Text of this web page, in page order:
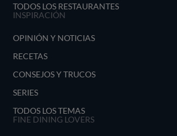
TODOS LOS RESTAURANTES
INSPIRACIÓN
OPINIÓN Y NOTICIAS
RECETAS
CONSEJOS Y TRUCOS
SERIES
TODOS LOS TEMAS
FINE DINING LOVERS